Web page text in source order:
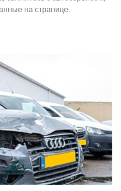
на странице.